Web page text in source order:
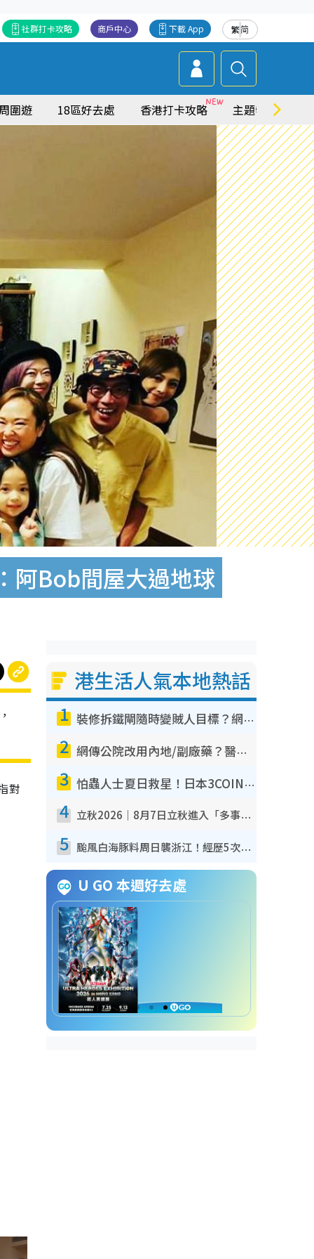
繁简
下載 App
商戶中心
社群打卡攻略
圍遊 18區好去處 香港打卡攻略 主題特集
阿Bob間屋大過地球
對
港生活人氣本地熱話
1 裝修拆鐵閘隨時變賊人目標？網民揭2大關鍵用途：裝新式等於白裝？附新舊鐵閘分別
2 網傳公院改用內地/副廠藥？醫生拆解正副廠分別 揭4類人換藥隨時出事
3 怕蟲人士夏日救星！日本3COINS爆紅驅蟲神器$45起 1招「全程免觸碰」輕鬆搞定小強
4 立秋2026｜8月7日立秋進入「多事之秋」 3件事唔做得！專家教6招開運 清枱頭／銀包納氣接好運
5 颱風白海豚料周日襲浙江！經歷5次「眼牆置換」極罕見 成登陸內地最長途颱風
U GO 本週好去處